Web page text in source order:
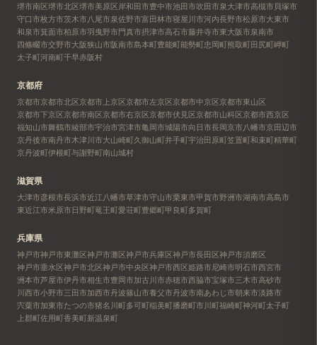
堺市南区堺市北区堺市美原区岸和田市豊中市池田市吹田市泉大津市高槻市 貝塚市
守口市枚方市茨木市八尾市泉佐野市富田林市寝屋川市河内長野市松原市大東市
和泉市箕面市柏原市羽曳野市門真市摂津市高石市藤井寺市東大阪市泉南市
四條畷市交野市大阪狭山市阪南市島本町豊能町能勢町忠岡町熊取町田尻町岬町
太子町河南町千早赤阪村
京都府
京都市京都市北区京都市上京区京都市左京区京都市中京区京都市東山区
京都市下京区京都市南区京都市右京区京都市伏見区京都市山科区京都市西京区
福知山市舞鶴市綾部市宇治市宮津市亀岡市城陽市向日市長岡京市八幡市京田辺市
京丹後市南丹市木津川市大山崎町久御山町井手町宇治田原町笠置町和束町精華町
京丹波町伊根町与謝野町南山城村
滋賀県
大津市彦根市長浜市近江八幡市草津市守山市栗東市甲賀市野洲市湖南市高島市
東近江市米原市日野町竜王町愛荘町豊郷町甲良町多賀町
兵庫県
神戸市神戸市東灘区神戸市灘区神戸市兵庫区神戸市長田区神戸市須磨区
神戸市垂水区神戸市北区神戸市中央区神戸市西区姫路市尼崎市明石市西宮市
洲本市芦屋市伊丹市相生市豊岡市加古川市赤穂市西脇市宝塚市三木市高砂市
川西市小野市三田市加西市丹波篠山市養父市丹波市南あわじ市朝来市淡路市
宍粟市加東市たつの市猪名川町多可町稲美町播磨町市川町福崎町神河町太子町
上郡町佐用町香美町新温泉町